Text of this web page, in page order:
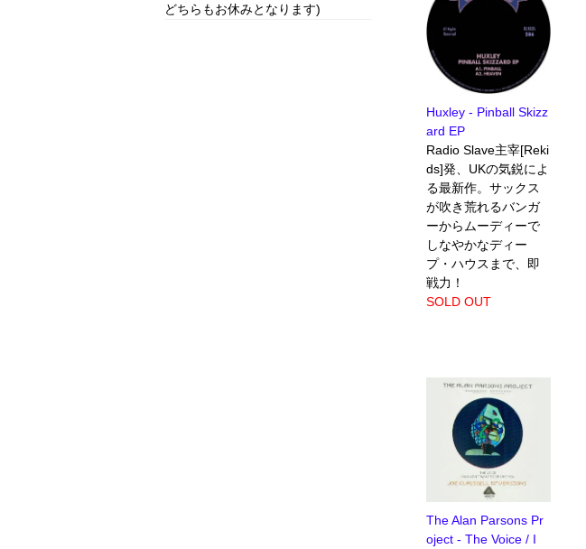
Huxley - Pinball Skizz
ard EP
Radio Slave主宰[Reki
ds]発、UKの気鋭によ
る最新作。サックス
が吹き荒れるバンガ
ーからムーディーで
しなやかなディー
プ・ハウスまで、即
戦力！
SOLD OUT
The Alan Parsons Pr
oject - The Voice / I
どちらもお休みとなります)